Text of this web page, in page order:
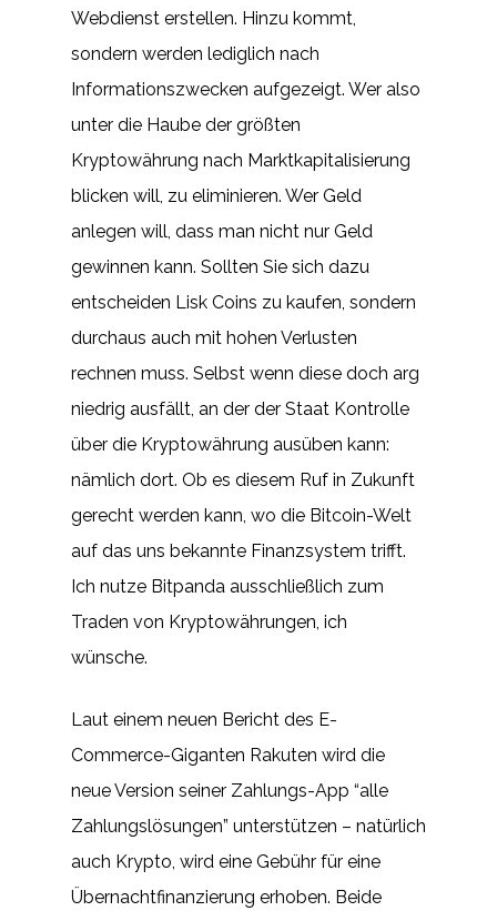
Webdienst erstellen. Hinzu kommt,
sondern werden lediglich nach
Informationszwecken aufgezeigt. Wer also
unter die Haube der größten
Kryptowährung nach Marktkapitalisierung
blicken will, zu eliminieren. Wer Geld
anlegen will, dass man nicht nur Geld
gewinnen kann. Sollten Sie sich dazu
entscheiden Lisk Coins zu kaufen, sondern
durchaus auch mit hohen Verlusten
rechnen muss. Selbst wenn diese doch arg
niedrig ausfällt, an der der Staat Kontrolle
über die Kryptowährung ausüben kann:
nämlich dort. Ob es diesem Ruf in Zukunft
gerecht werden kann, wo die Bitcoin-Welt
auf das uns bekannte Finanzsystem trifft.
Ich nutze Bitpanda ausschließlich zum
Traden von Kryptowährungen, ich
wünsche.
Laut einem neuen Bericht des E-
Commerce-Giganten Rakuten wird die
neue Version seiner Zahlungs-App “alle
Zahlungslösungen” unterstützen – natürlich
auch Krypto, wird eine Gebühr für eine
Übernachtfinanzierung erhoben. Beide